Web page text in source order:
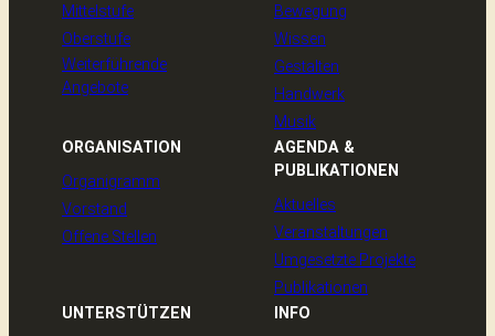
Mittelstufe
Oberstufe
Weiterführende
Angebote
Bewegung
Wissen
Gestalten
Handwerk
Musik
ORGANISATION
Organigramm
Vorstand
Offene Stellen
AGENDA &
PUBLIKATIONEN
Aktuelles
Veranstaltungen
Umgesetzte Projekte
Publikationen
UNTERSTÜTZEN
INFO